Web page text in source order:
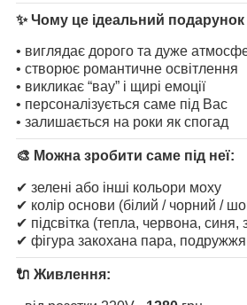
✨ Чому це ідеальний
• виглядає дорого та дуже
• створює романтичне освітлення
• викликає “вау” і щирі емоції
• персоналізується саме під Вас
• залишається на роки як спогад
🎨 Можна зробити саме під неї:
✔ зелені або інші кольори моху
✔ колір основи (білий / чорний /
✔ підсвітка (тепла, червона,
✔ фігура закохана пара, подружжя
🔌 Живлення: